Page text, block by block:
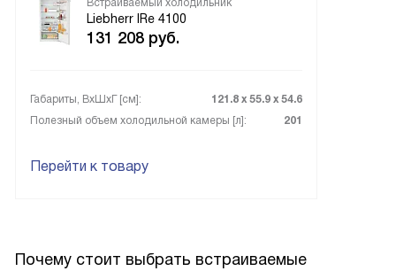
Встраиваемый холодильник
Liebherr IRe 4100
131 208 руб.
Габариты, ВxШxГ [см]:
121.8 х 55.9 х 54.6
Полезный объем холодильной камеры [л]:
201
Перейти к товару
Почему стоит выбрать встраиваемые